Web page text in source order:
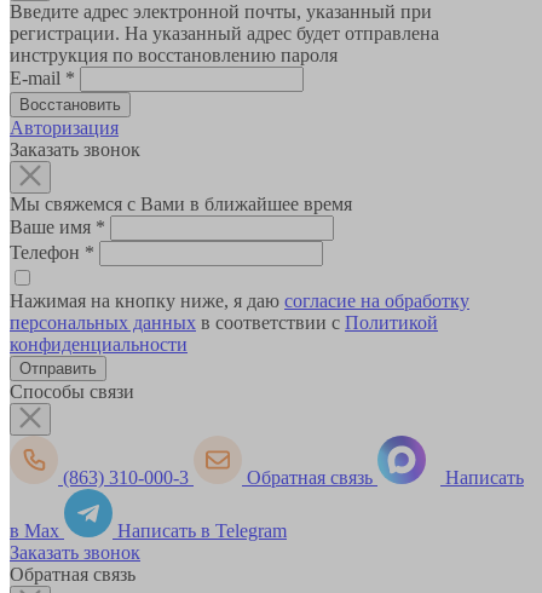
Введите адрес электронной почты, указанный при
регистрации. На указанный адрес будет отправлена
инструкция по восстановлению пароля
E-mail *
Авторизация
Заказать звонок
Мы свяжемся с Вами в ближайшее время
Ваше имя *
Телефон *
Нажимая на кнопку ниже, я даю согласие на обработку
персональных данных в соответствии с Политикой
конфиденциальности
Способы связи
(863) 310-000-3 Обратная связь Написать
в Max
Написать в Telegram
Заказать звонок
Обратная связь